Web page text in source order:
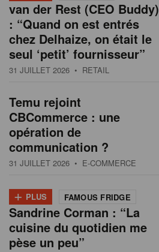
van der Rest (CEO Buddy)
: “Quand on est entrés
chez Delhaize, on était le
seul ‘petit’ fournisseur”
31 JUILLET 2026 • RETAIL
Temu rejoint
CBCommerce : une
opération de
communication ?
31 JUILLET 2026 • E-COMMERCE
+ PLUS FAMOUS FRIDGE
Sandrine Corman : “La
cuisine du quotidien me
pèse un peu”